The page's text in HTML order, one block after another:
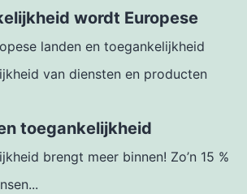
wordt Europese
landen en toegankelijkheid
van diensten en producten
toegankelijkheid
brengt meer binnen! Zo’n 15 %